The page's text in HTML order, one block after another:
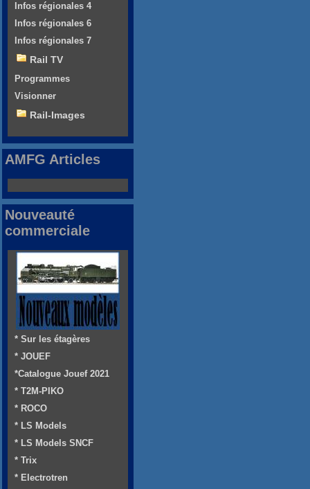
Infos régionales 4
Infos régionales 6
Infos régionales 7
Rail TV
Programmes
Visionner
Rail-Images
AMFG Articles
Nouveauté
commerciale
* Sur les étagères
* JOUEF
*Catalogue Jouef 2021
* T2M-PIKO
* ROCO
* LS Models
* LS Models SNCF
* Trix
* Electrotren